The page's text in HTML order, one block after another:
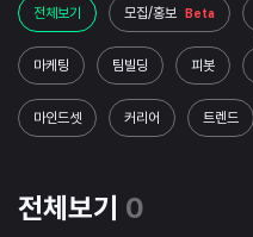
전체보기 모집/홍보 Beta
마케팅 팀빌딩 피봇
마인드셋 커리어 트렌드
전체보기 0